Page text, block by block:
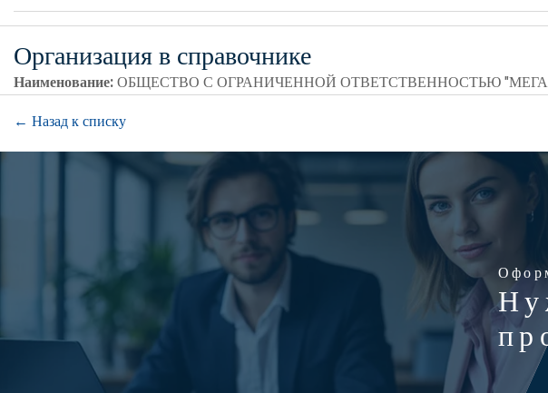
Организация в справочнике
Наименование:ОБЩЕСТВО С ОГРАНИЧЕННОЙ ОТВЕТСТВЕННОСТЬЮ
← Назад к списку